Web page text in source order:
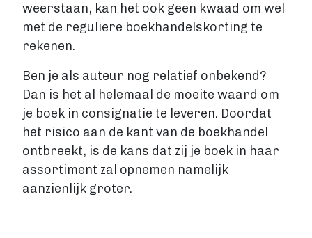
weerstaan, kan het ook geen kwaad om wel
met de reguliere boekhandelskorting te
rekenen.
Ben je als auteur nog relatief onbekend?
Dan is het al helemaal de moeite waard om
je boek in consignatie te leveren. Doordat
het risico aan de kant van de boekhandel
ontbreekt, is de kans dat zij je boek in haar
assortiment zal opnemen namelijk
aanzienlijk groter.